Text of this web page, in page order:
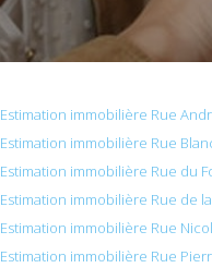
Estimation immobilière Rue
Estimation immobilière Rue
Estimation immobilière Rue du
Estimation immobilière Rue de
Estimation immobilière Rue
Estimation immobilière Rue